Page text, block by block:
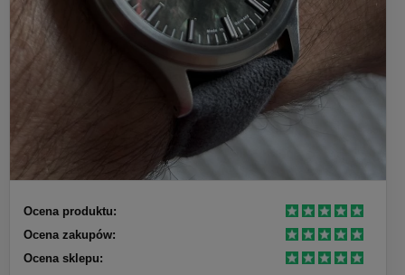
Ocena produktu:
Ocena zakupów:
Ocena sklepu: